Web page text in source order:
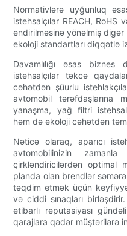
Normativlərə uyğunluq
istehsalçılar REACH, RoHS
endirilməsinə yönəlmiş
ekoloji standartları diqqətlə
Davamlılığı əsas
istehsalçılar təkcə
cəhətdən şüurlu
avtomobil tərəfdaşlarına
yanaşma, yağ filtri
həm də ekoloji cəhətdən
Nəticə olaraq, aparıcı
avtomobilinizin
çirkləndiricilərdən optimal
planda olan brendlər
təqdim etmək üçün
və ciddi sınaqları
etibarlı reputasiyası
qarajlara qədər müştərilərə